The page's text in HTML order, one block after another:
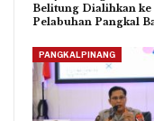
Belitung Dialihkan ke
Pelabuhan Pangkal
PANGKALPINANG